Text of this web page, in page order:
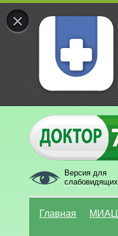
×
Версия для
слабовидящих
Главная МИАЦ